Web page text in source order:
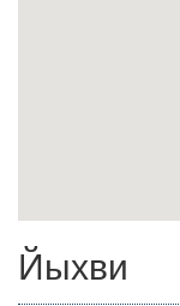
Йыхви